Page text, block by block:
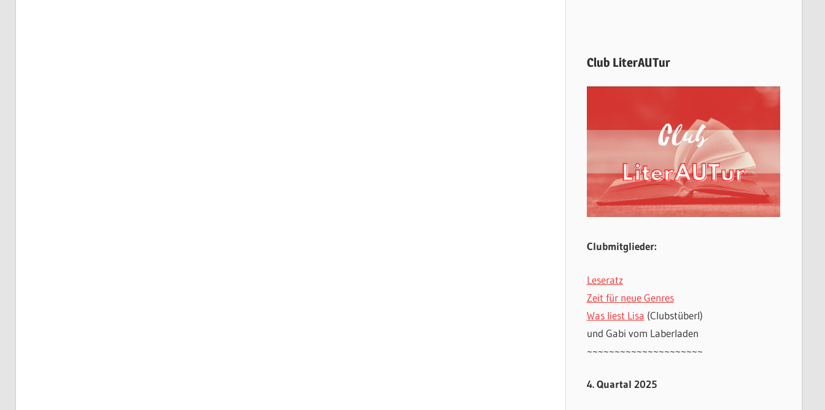
Club LiterAUTur
Clubmitglieder:
Leseratz
Zeit für neue Genres
Was liest Lisa (Clubstüberl)
und Gabi vom Laberladen
~~~~~~~~~~~~~~~~~~~~~
4. Quartal 2025